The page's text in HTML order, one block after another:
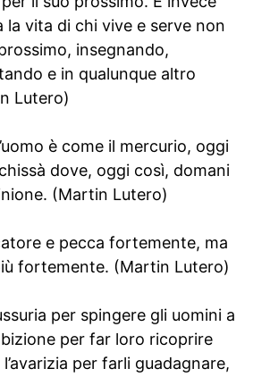
la vita di chi vive e serve non
insegnando,
e in qualunque altro
Lutero)
è come il mercurio, oggi
dove, oggi così, domani
(Martin Lutero)
e pecca fortemente, ma
fortemente. (Martin Lutero)
per spingere gli uomini a
per far loro ricoprire
per farli guadagnare,